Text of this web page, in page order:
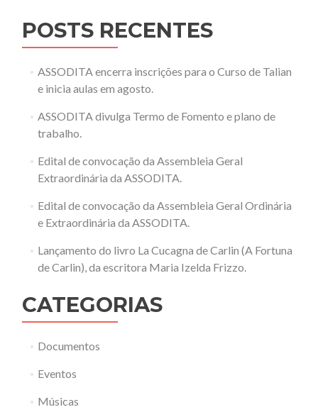
POSTS RECENTES
ASSODITA encerra inscrições para o Curso de Talian
e inicia aulas em agosto.
ASSODITA divulga Termo de Fomento e plano de
trabalho.
Edital de convocação da Assembleia Geral
Extraordinária da ASSODITA.
Edital de convocação da Assembleia Geral Ordinária
e Extraordinária da ASSODITA.
Lançamento do livro La Cucagna de Carlin (A Fortuna
de Carlin), da escritora Maria Izelda Frizzo.
CATEGORIAS
Documentos
Eventos
Músicas